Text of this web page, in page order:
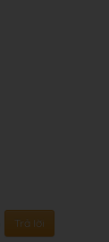
Trả lời